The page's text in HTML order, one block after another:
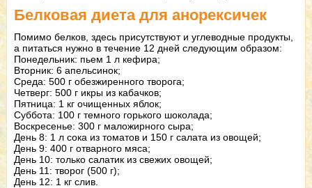
Белковая диета для анорексичек
Помимо белков, здесь присутствуют и углеводные продукты,
а питаться нужно в течение 12 дней следующим образом:
Понедельник: пьем 1 л кефира;
Вторник: 6 апельсинок;
Среда: 500 г обезжиренного творога;
Четверг: 500 г икры из кабачков;
Пятница: 1 кг очищенных яблок;
Суббота: 100 г темного горького шоколада;
Воскресенье: 300 г маложирного сыра;
День 8: 1 л сока из томатов и 150 г салата из овощей;
День 9: 400 г отварного мяса;
День 10: только салатик из свежих овощей;
День 11: творог (500 г);
День 12: 1 кг слив.